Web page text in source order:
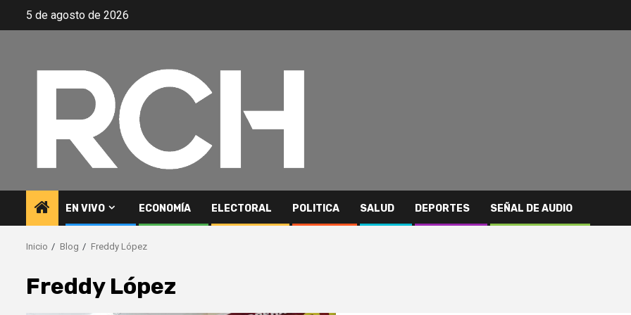
5 de agosto de 2026
EN VIVO ECONOMÍA ELECTORAL POLITICA SALUD DEPORTES SEÑAL DE AUDIO
Inicio Blog Freddy López
Freddy López